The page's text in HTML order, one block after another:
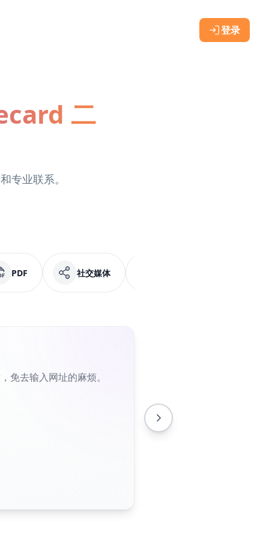
登录
二
专业联系。
PDF 社交媒体
免去输入网址的麻烦。